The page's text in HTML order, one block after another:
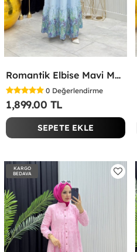
Romantik Elbise Mavi Mavi
0 Değerlendirme
1,899.00 TL
SEPETE EKLE
KARGO
BEDAVA